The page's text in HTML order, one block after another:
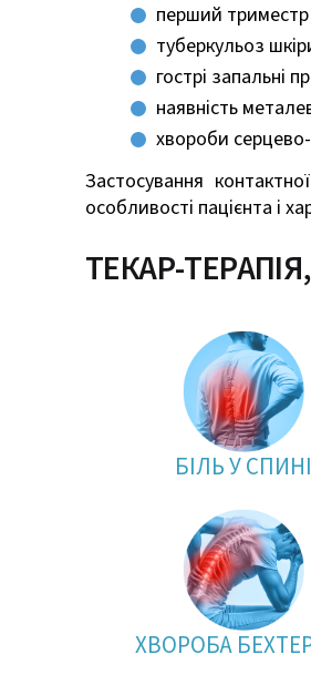
перший триместр
туберкульоз
гострі запальні
наявність
хвороби
Застосування
особливості пацієнта і
ТЕКАР-
БІЛЬ У СПИНІ
ХВОРОБА